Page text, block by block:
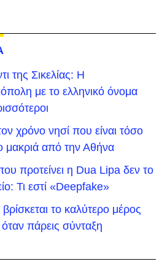
της Σικελίας: Η
με το ελληνικό όνομα
χρόνο νησί που είναι τόσο
μακριά από την Αθήνα
προτείνει η Dua Lipa δεν το
Τι εστί «Deepfake»
το καλύτερο μέρος
όταν πάρεις σύνταξη